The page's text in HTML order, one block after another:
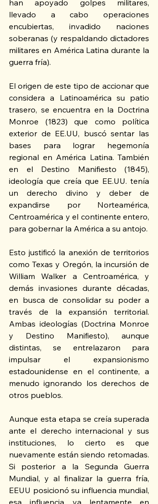
han apoyado golpes militares,
llevado a cabo operaciones
encubiertas, invadido naciones
soberanas (y respaldando dictadores
militares en América Latina durante la
guerra fría).
El origen de este tipo de accionar que
considera a Latinoamérica su patio
trasero, se encuentra en la Doctrina
Monroe (1823) que como política
exterior de EE.UU, buscó sentar las
bases para lograr hegemonía
regional en América Latina. También
en el Destino Manifiesto (1845),
ideología que creía que EE.UU. tenía
un derecho divino y deber de
expandirse por Norteamérica,
Centroamérica y el continente entero,
Esto justificó la anexión de territorios
como Texas y Oregón, la incursión de
William Walker a Centroamérica, y
demás invasiones durante décadas,
en busca de consolidar su poder a
través de la expansión territorial.
Ambas ideologías (Doctrina Monroe
y Destino Manifiesto), aunque
distintas, se entrelazaron para
impulsar el expansionismo
estadounidense en el continente, a
menudo ignorando los derechos de
otros pueblos.
Aunque esta etapa se creía superada
ante el derecho internacional y sus
instituciones, lo cierto es que
nuevamente están siendo retomadas.
Si posterior a la Segunda Guerra
Mundial, y al finalizar la guerra fría,
EEUU posicionó su influencia mundial,